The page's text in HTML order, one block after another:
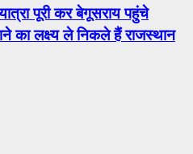
पूरी कर बेगूसराय पहुंचे
लक्ष्य ले निकले हैं राजस्थान